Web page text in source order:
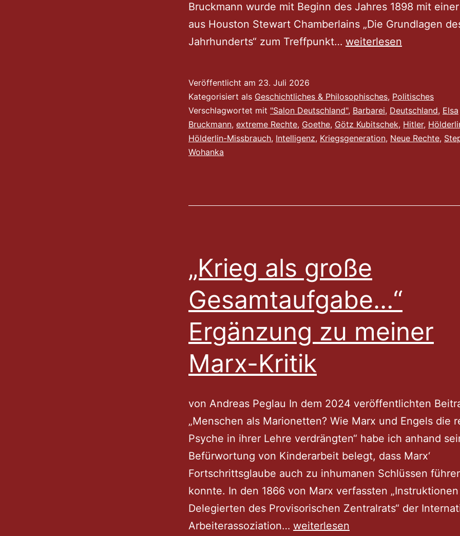
Bruckmann wurde mit Beginn des Jahres 1898 mit
aus Houston Stewart Chamberlains „Die Grundlagen
Jahrhunderts“ zum Treffpunkt… Salon
Anschwellender
Hölderlin-
Missbrauch
weiterlesen
Veröffentlicht am 23. Juli 2026
Kategorisiert als Geschichtliches & Philosophisches, Politisches
Verschlagwortet mit "Salon Deutschland", Barbarei, Deutschland, Elsa
Bruckmann, extreme Rechte, Goethe, Götz Kubitschek, Hitler,
Hölderlin-Missbrauch, Intelligenz, Kriegsgeneration, Neue Rechte,
Wohanka
„Krieg als große
Gesamtaufgabe…“
Ergänzung zu meiner
Marx-Kritik
von Andreas Peglau In dem 2024 veröffentlichten
„Menschen als Marionetten? Wie Marx und Engels die
Psyche in ihrer Lehre verdrängten“ habe ich anhand
Befürwortung von Kinderarbeit belegt, dass Marx‘
Fortschrittsglaube auch zu inhumanen Schlüssen
konnte. In den 1866 von Marx verfassten
Delegierten des Provisorischen Zentralrats“ der
Arbeiterassoziation… „Krieg
weiterlesen